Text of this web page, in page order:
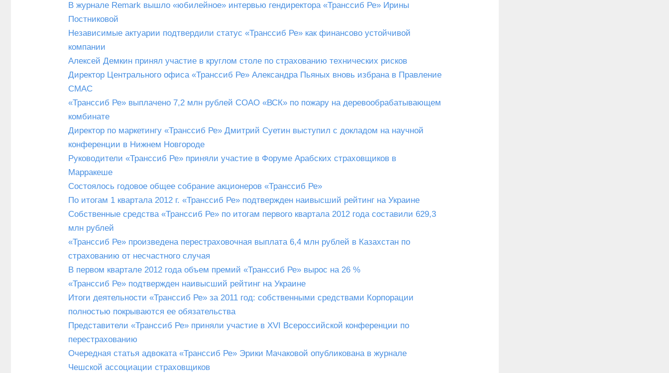
В журнале Remark вышло «юбилейное» интервью гендиректора «Транссиб Ре» Ирины
Постниковой
Независимые актуарии подтвердили статус «Транссиб Ре» как финансово устойчивой
компании
Алексей Демкин принял участие в круглом столе по страхованию технических рисков
Директор Центрального офиса «Транссиб Ре» Александра Пьяных вновь избрана в Правление
СМАС
«Транссиб Ре» выплачено 7,2 млн рублей СОАО «ВСК» по пожару на деревообрабатывающем
комбинате
Директор по маркетингу «Транссиб Ре» Дмитрий Суетин выступил с докладом на научной
конференции в Нижнем Новгороде
Руководители «Транссиб Ре» приняли участие в Форуме Арабских страховщиков в
Марракеше
Состоялось годовое общее собрание акционеров «Транссиб Ре»
По итогам 1 квартала 2012 г. «Транссиб Ре» подтвержден наивысший рейтинг на Украине
Собственные средства «Транссиб Ре» по итогам первого квартала 2012 года составили 629,3
млн рублей
«Транссиб Ре» произведена перестраховочная выплата 6,4 млн рублей в Казахстан по
страхованию от несчастного случая
В первом квартале 2012 года объем премий «Транссиб Ре» вырос на 26 %
«Транссиб Ре» подтвержден наивысший рейтинг на Украине
Итоги деятельности «Транссиб Ре» за 2011 год: собственными средствами Корпорации
полностью покрываются ее обязательства
Представители «Транссиб Ре» приняли участие в ХVI Всероссийской конференции по
перестрахованию
Очередная статья адвоката «Транссиб Ре» Эрики Мачаковой опубликована в журнале
Чешской ассоциации страховщиков